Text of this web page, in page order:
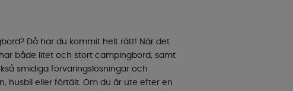
Då har du kommit helt rätt! När det
både litet och stort campingbord, samt
smidiga förvaringslösningar och
husbil eller förtält. Om du är ute efter en